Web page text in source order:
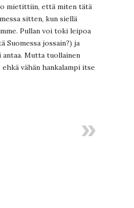
mietittiin, että miten tätä
sitten, kun siellä
Pullan voi toki leipoa
Suomessa jossain?) ja
Mutta tuollainen
vähän hankalampi itse